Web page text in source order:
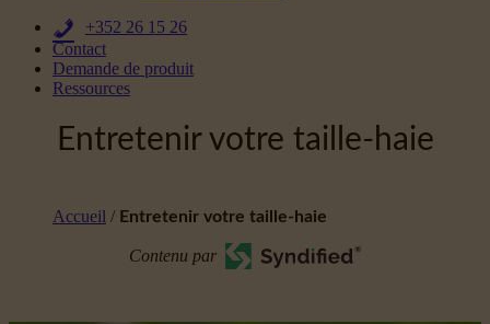
+352 26 15 26
Contact
Demande de produit
Ressources
Entretenir votre taille-haie
Accueil / Entretenir votre taille-haie
Contenu par